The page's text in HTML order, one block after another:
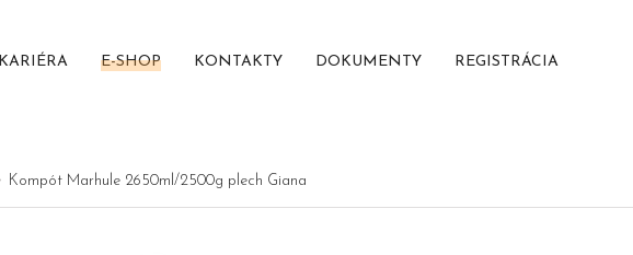
KARIÉRA E-SHOP KONTAKTY DOKUMENTY REGISTRÁCIA
Kompót Marhule 2650ml/2500g plech Giana